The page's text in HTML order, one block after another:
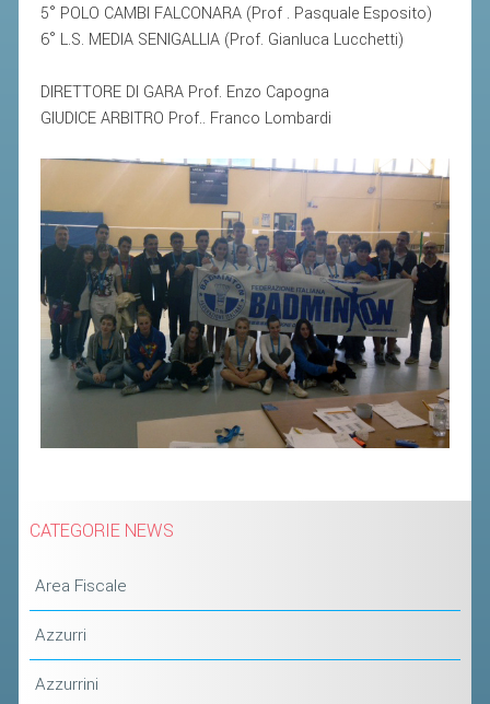
5° POLO CAMBI FALCONARA (Prof . Pasquale Esposito)
6° L.S. MEDIA SENIGALLIA (Prof. Gianluca Lucchetti)
DIRETTORE DI GARA Prof. Enzo Capogna
GIUDICE ARBITRO Prof.. Franco Lombardi
CATEGORIE NEWS
Area Fiscale
Azzurri
Azzurrini
CALENDARIO
ALBO D'ORO CAMPIONATI ITALIANI
EVENTI INTERNAZIONALI
CLASSIFICHE NAZIONALI
CLASSIFICHE 2013-2020
MODULI
MANIFESTAZIONI SPORTIVE
UFFICIALI DI GARA
RICHIESTA TORNEI
EVENTI SOSTENIBILI
TESSERAMENTO